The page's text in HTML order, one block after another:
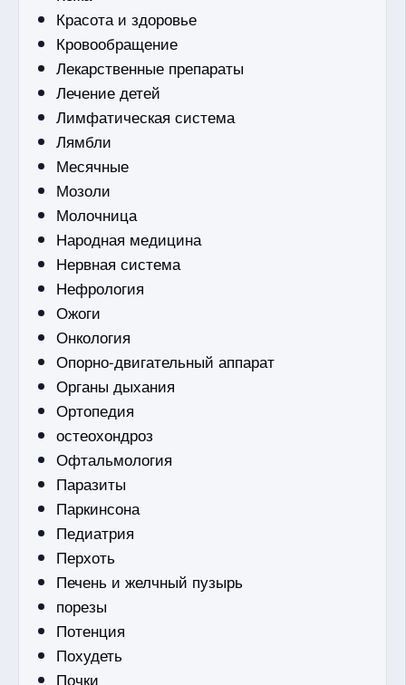
Красота и здоровье
Кровообращение
Лекарственные препараты
Лечение детей
Лимфатическая система
Лямбли
Месячные
Мозоли
Молочница
Народная медицина
Нервная система
Нефрология
Ожоги
Онкология
Опорно-двигательный аппарат
Органы дыхания
Ортопедия
остеохондроз
Офтальмология
Паразиты
Паркинсона
Педиатрия
Перхоть
Печень и желчный пузырь
порезы
Потенция
Похудеть
Почки